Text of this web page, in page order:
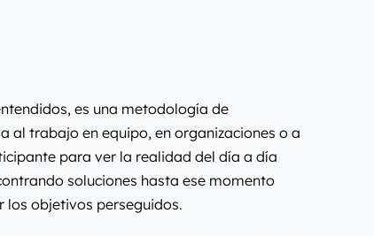
es una metodología de
al trabajo en equipo, en organizaciones o a
para ver la realidad del día a día
soluciones hasta ese momento
los objetivos perseguidos.